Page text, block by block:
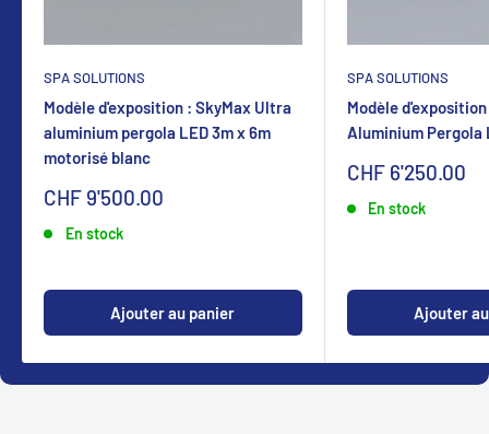
SPA SOLUTIONS
Modèle d'exposition : SkyMax Ultra
aluminium pergola LED 3m x 6m
motorisé blanc
Sonderpreis
CHF 9'500.00
En stock
Ajouter au panier
SPA SOLUTIONS
Modèle
Aluminium Pergola
Sonderpreis
CHF 6'250.00
En stock
Ajouter